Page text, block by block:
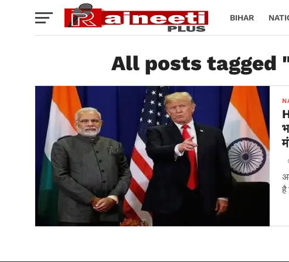
BIHAR
All posts tagged
है